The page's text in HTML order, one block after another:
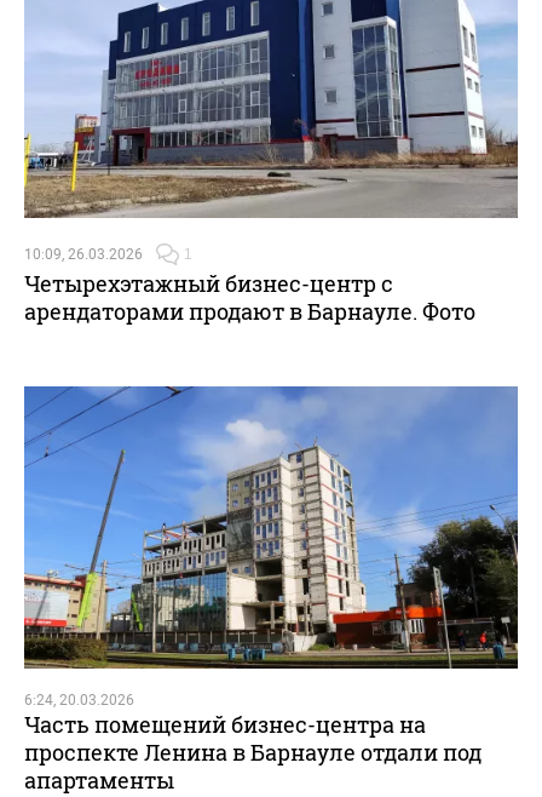
10:09, 26.03.2026 1
Четырехэтажный бизнес-центр с
арендаторами продают в Барнауле. Фото
6:24, 20.03.2026
Часть помещений бизнес-центра на
проспекте Ленина в Барнауле отдали под
апартаменты